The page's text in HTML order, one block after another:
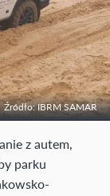
Źródło: IBRM SAMAR
z autem,
parku